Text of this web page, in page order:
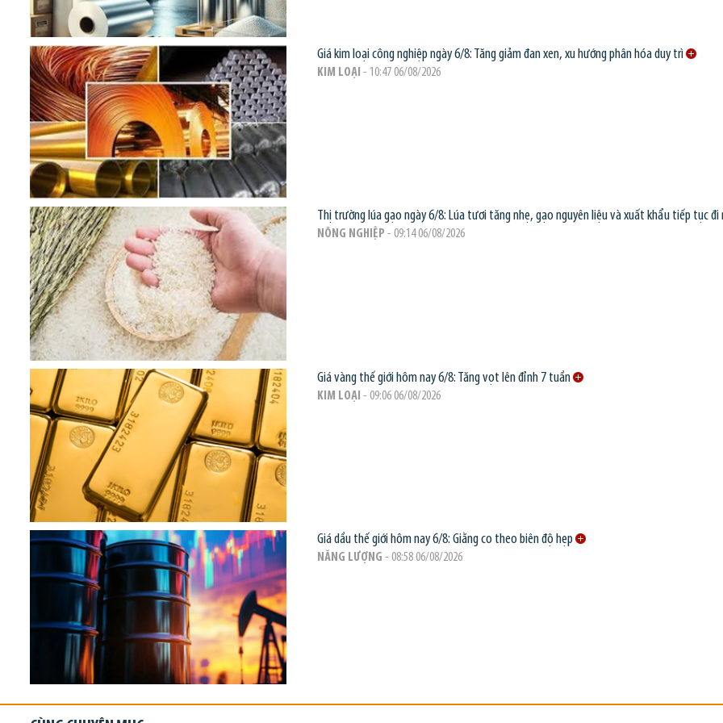
Giá kim loại công nghiệp ngày 6/8: Tăng giảm đan xen, xu hướng phân hóa duy trì
KIM LOẠI - 10:47 06/08/2026
Thị trường lúa gạo ngày 6/8: Lúa tươi tăng nhẹ, gạo nguyên liệu và xuất khẩu tiếp tục đi
NÔNG NGHIỆP - 09:14 06/08/2026
Giá vàng thế giới hôm nay 6/8: Tăng vọt lên đỉnh 7 tuần
KIM LOẠI - 09:06 06/08/2026
Giá dầu thế giới hôm nay 6/8: Giằng co theo biên độ hẹp
NĂNG LƯỢNG - 08:58 06/08/2026